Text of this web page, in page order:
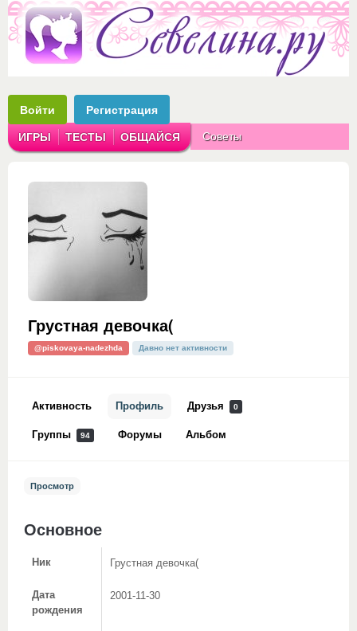
Войти Регистрация
ИГРЫ ТЕСТЫ ОБЩАЙСЯ Советы
Грустная девочка(
@piskovaya-nadezhda Давно нет активности
Активность Профиль Друзья 0
Группы 94 Форумы Альбом
Просмотр
Основное
Ник Грустная девочка(
Дата
рождения
2001-11-30